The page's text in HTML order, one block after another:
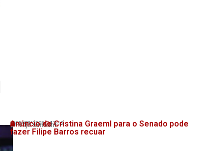
Veja também!
05/08/2026 13:12
Anúncio de Cristina Graeml para o Senado pode
fazer Filipe Barros recuar